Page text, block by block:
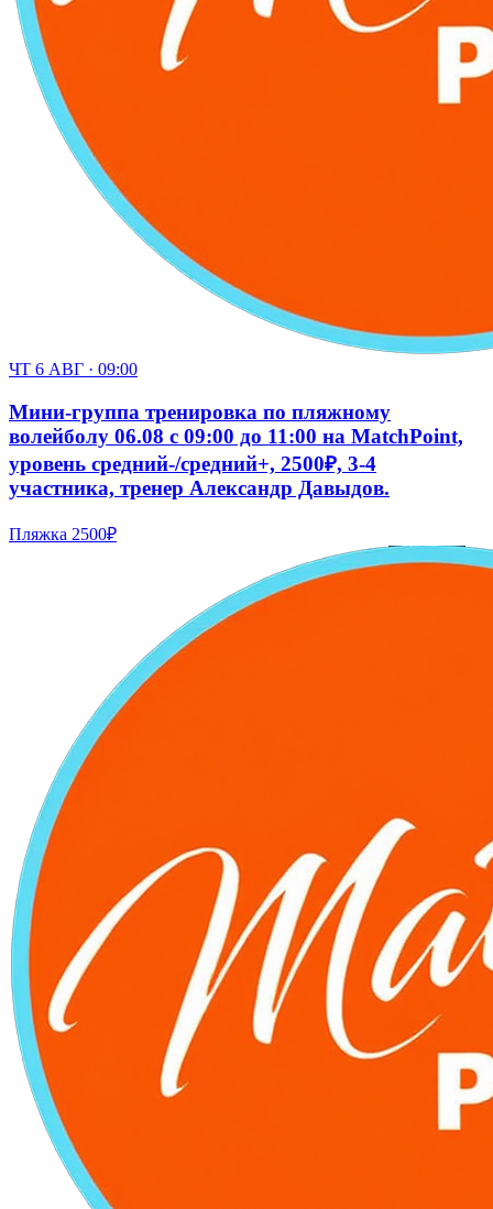
ЧТ 6 АВГ · 09:00
Мини-группа тренировка по пляжному
волейболу 06.08 с 09:00 до 11:00 на MatchPoint,
уровень средний-/средний+, 2500₽, 3-4
участника, тренер Александр Давыдов.
Пляжка 2500₽